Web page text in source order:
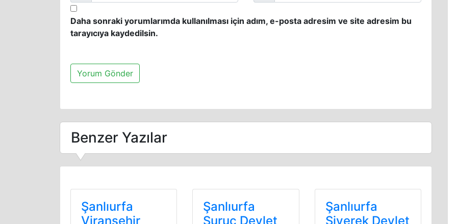
Daha sonraki yorumlarımda kullanılması için adım, e-posta adresim ve site adresim bu
tarayıcıya kaydedilsin.
Benzer Yazılar
Şanlıurfa
Viranşehir
Şanlıurfa
Suruç Devlet
Şanlıurfa
Siverek Devlet